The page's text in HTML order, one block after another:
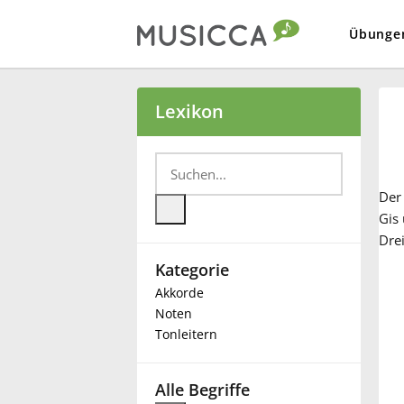
Български
Deutsch
Español
Lexikon
Kategorie
Akkorde
Noten
Tonleitern
Alle Begriffe
Der
Gis